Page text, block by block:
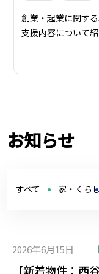
創業・起業に関す
支援内容について紹
お知らせ
すべて 家・くらし
2026年6月15日
【新着物件：西